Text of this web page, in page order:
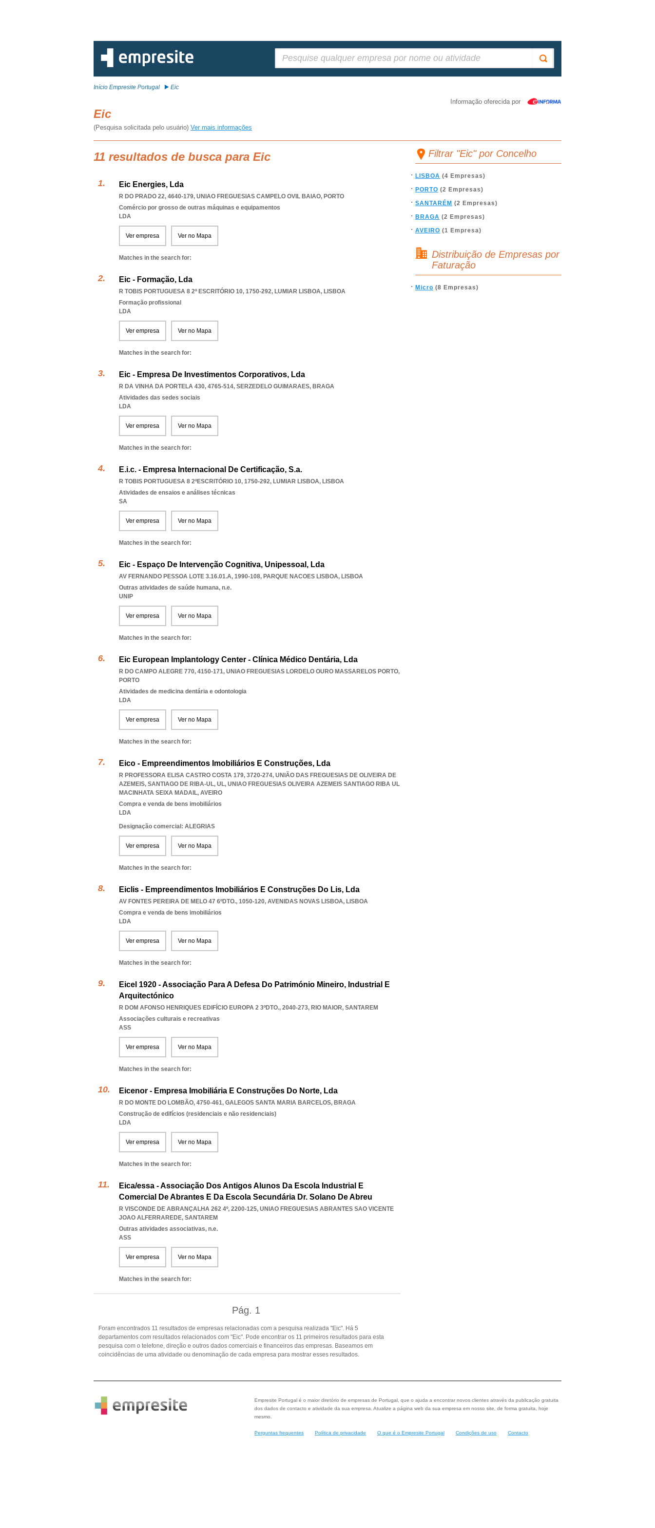
Início Empresite Portugal Eic
Informação oferecida por
Eic
(Pesquisa solicitada pelo usuário) Ver mais informações
11 resultados de busca para Eic
Eic Energies, Lda
R DO PRADO 22, 4640-179, UNIAO FREGUESIAS CAMPELO OVIL BAIAO, PORTO
Comércio por grosso de outras máquinas e equipamentos
LDA
Ver empresa Ver no Mapa
Matches in the search for:
Eic - Formação, Lda
R TOBIS PORTUGUESA 8 2º ESCRITÓRIO 10, 1750-292, LUMIAR LISBOA, LISBOA
Formação profissional
LDA
Ver empresa Ver no Mapa
Matches in the search for:
Eic - Empresa De Investimentos Corporativos, Lda
R DA VINHA DA PORTELA 430, 4765-514, SERZEDELO GUIMARAES, BRAGA
Atividades das sedes sociais
LDA
Ver empresa Ver no Mapa
Matches in the search for:
E.i.c. - Empresa Internacional De Certificação, S.a.
R TOBIS PORTUGUESA 8 2ºESCRITÓRIO 10, 1750-292, LUMIAR LISBOA, LISBOA
Atividades de ensaios e análises técnicas
SA
Ver empresa Ver no Mapa
Matches in the search for:
Eic - Espaço De Intervenção Cognitiva, Unipessoal, Lda
AV FERNANDO PESSOA LOTE 3.16.01.A, 1990-108, PARQUE NACOES LISBOA, LISBOA
Outras atividades de saúde humana, n.e.
UNIP
Ver empresa Ver no Mapa
Matches in the search for:
Eic European Implantology Center - Clínica Médico Dentária, Lda
R DO CAMPO ALEGRE 770, 4150-171, UNIAO FREGUESIAS LORDELO OURO MASSARELOS PORTO,
PORTO
Atividades de medicina dentária e odontologia
LDA
Ver empresa Ver no Mapa
Matches in the search for:
Eico - Empreendimentos Imobiliários E Construções, Lda
R PROFESSORA ELISA CASTRO COSTA 179, 3720-274, UNIÃO DAS FREGUESIAS DE OLIVEIRA DE
AZEMEIS, SANTIAGO DE RIBA-UL, UL, UNIAO FREGUESIAS OLIVEIRA AZEMEIS SANTIAGO RIBA UL
MACINHATA SEIXA MADAIL, AVEIRO
Compra e venda de bens imobiliários
LDA
Designação comercial: ALEGRIAS
Ver empresa Ver no Mapa
Matches in the search for:
Eiclis - Empreendimentos Imobiliários E Construções Do Lis, Lda
AV FONTES PEREIRA DE MELO 47 6ºDTO., 1050-120, AVENIDAS NOVAS LISBOA, LISBOA
Compra e venda de bens imobiliários
LDA
Ver empresa Ver no Mapa
Matches in the search for:
Eicel 1920 - Associação Para A Defesa Do Património Mineiro, Industrial E
Arquitectónico
R DOM AFONSO HENRIQUES EDIFÍCIO EUROPA 2 3ºDTO., 2040-273, RIO MAIOR, SANTAREM
Associações culturais e recreativas
ASS
Ver empresa Ver no Mapa
Matches in the search for:
Eicenor - Empresa Imobiliária E Construções Do Norte, Lda
R DO MONTE DO LOMBÃO, 4750-461, GALEGOS SANTA MARIA BARCELOS, BRAGA
Construção de edifícios (residenciais e não residenciais)
LDA
Ver empresa Ver no Mapa
Matches in the search for:
Eica/essa - Associação Dos Antigos Alunos Da Escola Industrial E
Comercial De Abrantes E Da Escola Secundária Dr. Solano De Abreu
R VISCONDE DE ABRANÇALHA 262 4º, 2200-125, UNIAO FREGUESIAS ABRANTES SAO VICENTE
JOAO ALFERRAREDE, SANTAREM
Outras atividades associativas, n.e.
ASS
Ver empresa Ver no Mapa
Matches in the search for:
Pág. 1
Foram encontrados 11 resultados de empresas relacionadas com a pesquisa realizada "Eic". Há 5
departamentos com resultados relacionados com "Eic". Pode encontrar os 11 primeiros resultados para esta
pesquisa com o telefone, direção e outros dados comerciais e financeiros das empresas. Baseamos em
coincidências de uma atividade ou denominação de cada empresa para mostrar esses resultados.
Filtrar "Eic" por Concelho
LISBOA (4 Empresas)
PORTO (2 Empresas)
SANTARÉM (2 Empresas)
BRAGA (2 Empresas)
AVEIRO (1 Empresa)
Distribuição de Empresas por
Faturação
Micro (8 Empresas)
Empresite Portugal é o maior diretório de empresas de Portugal, que o ajuda a encontrar novos clientes através da publicação gratuita
dos dados de contacto e atividade da sua empresa. Atualize a página web da sua empresa em nosso site, de forma gratuita, hoje
mesmo.
Perguntas frequentes Política de privacidade O que é o Empresite Portugal Condições de uso Contacto